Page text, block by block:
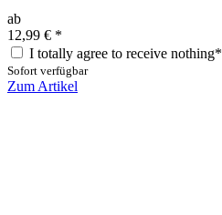
ab
12,99 € *
I totally agree to receive nothing*
Sofort verfügbar
Zum Artikel